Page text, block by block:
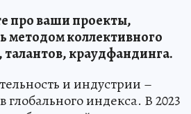
про ваши проекты,
методом коллективного
талантов, краудфандинга.
и индустрии –
индекса. В 2023